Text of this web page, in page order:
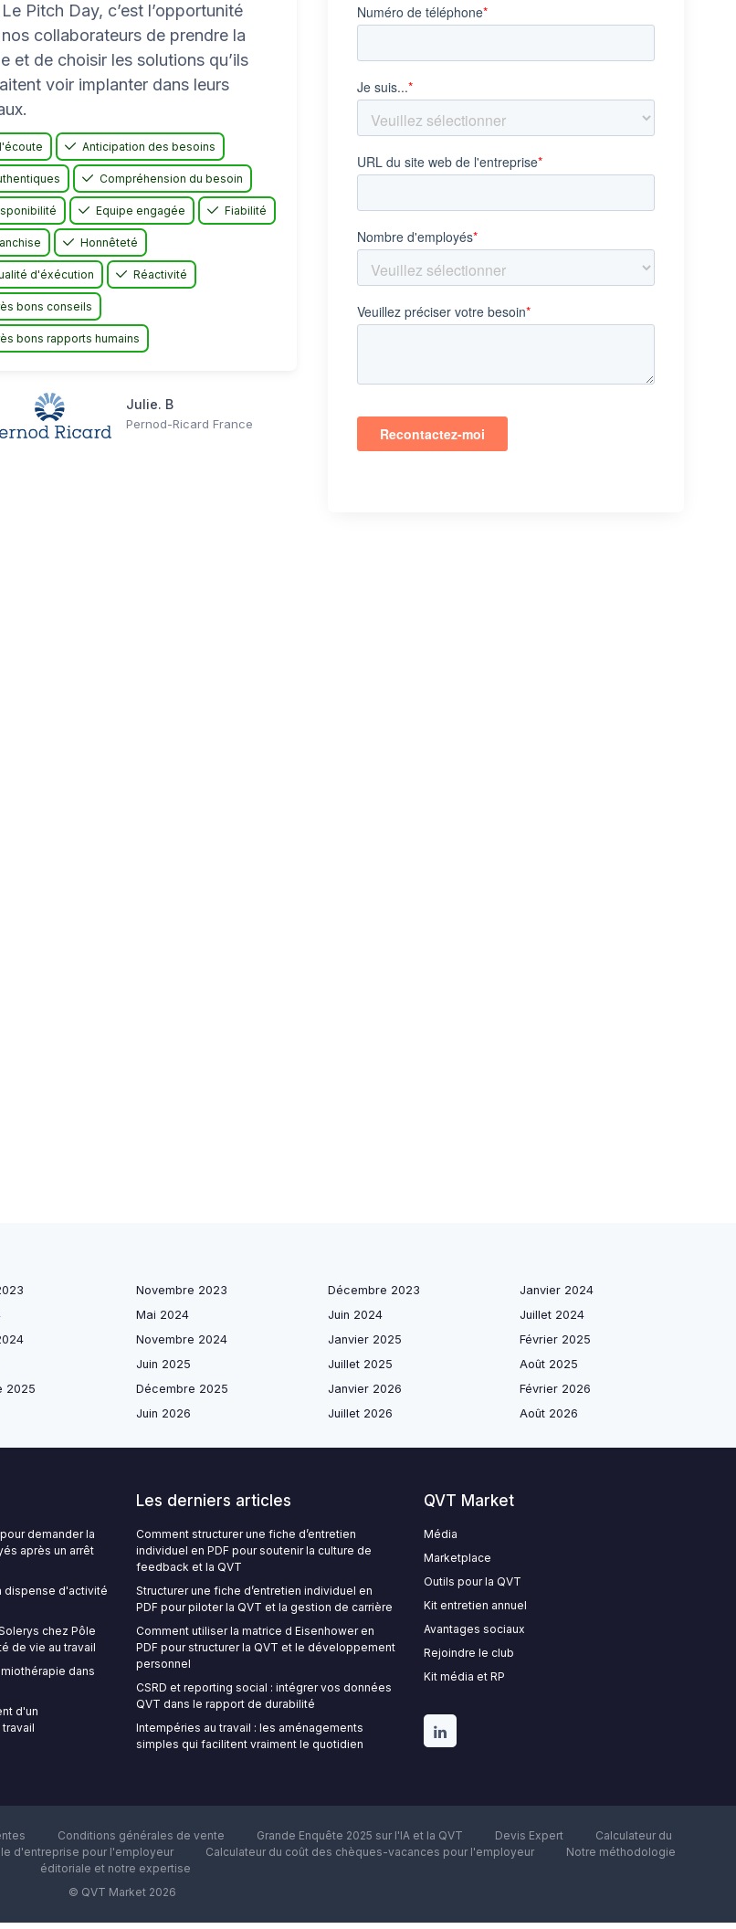
Pitch Day, c’est l’opportunité
collaborateurs de prendre la
et de choisir les solutions qu’ils
voir implanter dans leurs
Anticipation des besoins
Compréhension du besoin
Equipe engagée Fiabilité
Honnêteté
d'éxécution Réactivité
bons conseils
bons rapports humains
Julie. B
Pernod-Ricard France
Novembre 2023 Décembre 2023
Janvier 2024
Mai 2024 Juin 2024
Juillet 2024
Novembre 2024 Janvier 2025
Février 2025
Juin 2025 Juillet 2025
Août 2025
2025 Décembre 2025 Janvier 2026
Février 2026
Juin 2026 Juillet 2026 Août 2026
demander la
après un arrêt
dispense d'activité
chez Pôle
de vie au travail
dans
d'un
Les derniers articles
Comment structurer une fiche d’entretien
individuel en PDF pour soutenir la culture de
feedback et la QVT
Structurer une fiche d’entretien individuel en
PDF pour piloter la QVT et la gestion de carrière
Comment utiliser la matrice d Eisenhower en
PDF pour structurer la QVT et le développement
personnel
CSRD et reporting social : intégrer vos données
QVT dans le rapport de durabilité
Intempéries au travail : les aménagements
simples qui facilitent vraiment le quotidien
QVT Market
Média
Marketplace
Outils pour la QVT
Kit entretien annuel
Avantages sociaux
Rejoindre le club
Kit média et RP
Conditions générales de vente Grande Enquête 2025 sur l'IA et la QVT Devis Expert
Calculateur du
d'entreprise pour l'employeur Calculateur du coût des chèques-vacances pour l'employeur
Notre méthodologie
éditoriale et notre expertise
© QVT Market 2026